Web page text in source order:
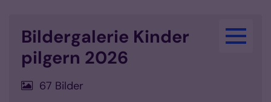
Bildergalerie Kinder
pilgern 2026
67 Bilder